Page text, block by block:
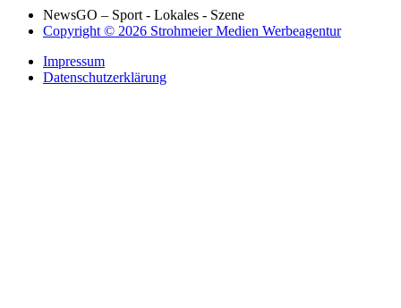
NewsGO – Sport - Lokales - Szene
Copyright © 2026 Strohmeier Medien Werbeagentur
Impressum
Datenschutzerklärung